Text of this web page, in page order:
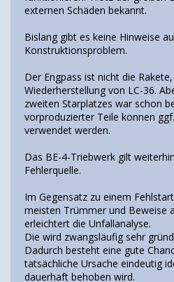
externen Schäden bekannt.
Bislang gibt es keine Hinweise
Konstruktionsproblem.
Der Engpass ist nicht die
Wiederherstellung von LC-36.
zweiten Starplatzes war schon
vorproduzierter Teile konnen
verwendet werden.
Das BE-4-Triebwerk gilt
Fehlerquelle.
Im Gegensatz zu einem
meisten Trümmer und Beweise
erleichtert die Unfallanalyse.
Die wird zwangsläufig sehr
Dadurch besteht eine gute
tatsächliche Ursache eindeutig
dauerhaft behoben wird.